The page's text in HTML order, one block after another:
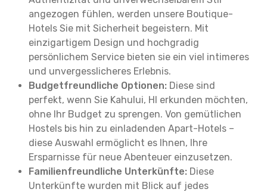
angezogen fühlen, werden unsere Boutique-
Hotels Sie mit Sicherheit begeistern. Mit
einzigartigem Design und hochgradig
persönlichem Service bieten sie ein viel intimeres
und unvergesslicheres Erlebnis.
Budgetfreundliche Optionen: Diese sind
perfekt, wenn Sie Kahului, HI erkunden möchten,
ohne Ihr Budget zu sprengen. Von gemütlichen
Hostels bis hin zu einladenden Apart-Hotels –
diese Auswahl ermöglicht es Ihnen, Ihre
Ersparnisse für neue Abenteuer einzusetzen.
Familienfreundliche Unterkünfte: Diese
Unterkünfte wurden mit Blick auf jedes